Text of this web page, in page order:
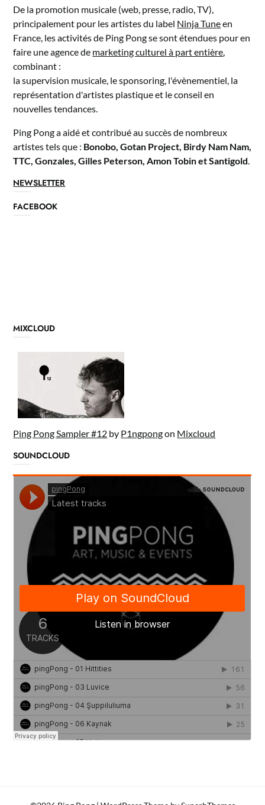
De la promotion musicale (web, presse, radio, TV),
principalement pour les artistes du label Ninja Tuneen
France, les activités de Ping Pong se sont étendues pour en
faire une agence de marketing culturel à part entière
combinant :
la supervision musicale, le sponsoring, l'évènementiel, la
représentation d'artistes plastique et le conseil en
nouvelles tendances.
Ping Pong a aidé et contribué au succès de nombreux
artistes tels que : Bonobo, Gotan Project, Birdy Nam Nam,
TTC, Gonzales, Gilles Peterson, Amon Tobin et Santigold
NEWSLETTER
FACEBOOK
MIXCLOUD
Ping Pong Sampler #12 by P1ngpongon Mixcloud
SOUNDCLOUD